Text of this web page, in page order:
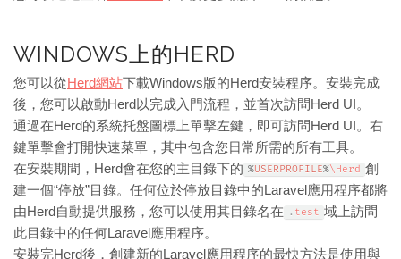
WINDOWS上的HERD
您可以從Herd網站下載Windows版的Herd安裝程序。安裝完成
後，您可以啟動Herd以完成入門流程，並首次訪問Herd UI。
通過在Herd的系統托盤圖標上單擊左鍵，即可訪問Herd UI。右
鍵單擊會打開快速菜單，其中包含您日常所需的所有工具。
在安裝期間，Herd會在您的主目錄下的 %USERPROFILE%\ Herd 創
建一個“停放”目錄。任何位於停放目錄中的Laravel應用程序都將
由Herd自動提供服務，您可以使用其目錄名在
. test 域上訪問
此目錄中的任何Laravel應用程序。
安裝完Herd後，創建新的Laravel應用程序的最快方法是使用與